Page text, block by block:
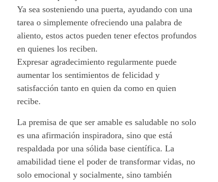
Ya sea sosteniendo una puerta, ayudando con una
tarea o simplemente ofreciendo una palabra de
aliento, estos actos pueden tener efectos profundos
en quienes los reciben.
Expresar agradecimiento regularmente puede
aumentar los sentimientos de felicidad y
satisfacción tanto en quien da como en quien
recibe.
La premisa de que ser amable es saludable no solo
es una afirmación inspiradora, sino que está
respaldada por una sólida base científica. La
amabilidad tiene el poder de transformar vidas, no
solo emocional y socialmente, sino también